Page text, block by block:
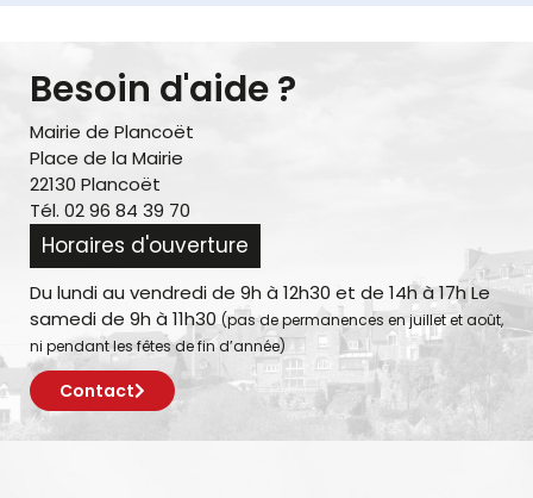
Besoin d'aide ?
Mairie de Plancoët
Place de la Mairie
22130 Plancoët
Tél. 02 96 84 39 70
Horaires d'ouverture
Du lundi au vendredi de 9h à 12h30 et de 14h à 17h Le
samedi de 9h à 11h30 (pas de permanences en juillet et août,
ni pendant les fêtes de fin d’année)
Contact